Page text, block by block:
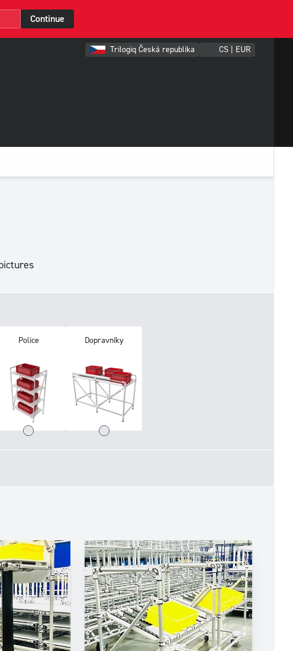
Continue
Trilogiq Česká republika CS | EUR
Police Dopravníky